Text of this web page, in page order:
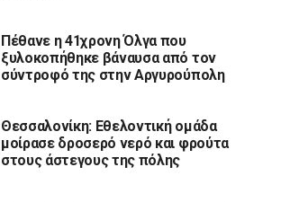
Πέθανε η 41χρονη Όλγα που
ξυλοκοπήθηκε βάναυσα από τον
σύντροφό της στην Αργυρούπολη
Θεσσαλονίκη: Εθελοντική ομάδα
μοίρασε δροσερό νερό και φρούτα
στους άστεγους της πόλης